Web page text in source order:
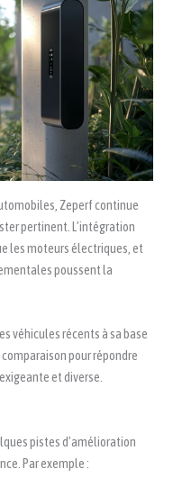
Zeperf continue
pertinent. L’intégration
les moteurs électriques, et
poussent la
véhicules récents à sa base
pour répondre
et diverse.
pistes d’amélioration
Par exemple :